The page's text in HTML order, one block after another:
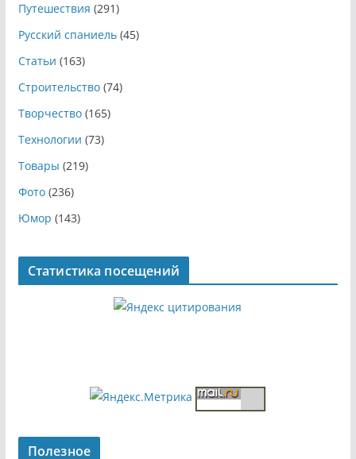
Путешествия (291)
Русский спаниель(45)
Статьи (163)
Строительство(74)
Творчество(165)
Технологии (73)
Товары (219)
Фото(236)
Юмор (143)
Статистика посещений
Полезное